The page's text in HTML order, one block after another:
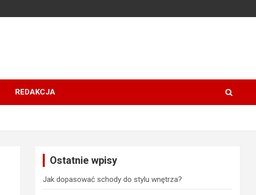
REDAKCJA
Ostatnie wpisy
Jak dopasować schody do stylu wnętrza?